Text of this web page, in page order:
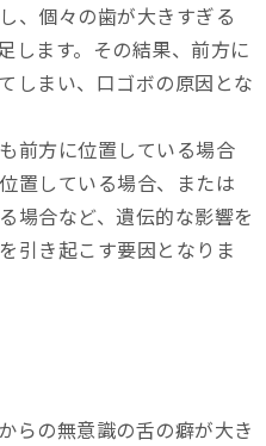
、個々の歯が大きすぎる
します。その結果、前方に
しまい、口ゴボの原因とな
前方に位置している場合
置している場合、または
場合など、遺伝的な影響を
引き起こす要因となりま
らの無意識の舌の癖が大き